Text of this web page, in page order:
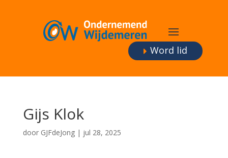
Word lid
Gijs Klok
door GJFdeJong| jul 28, 2025